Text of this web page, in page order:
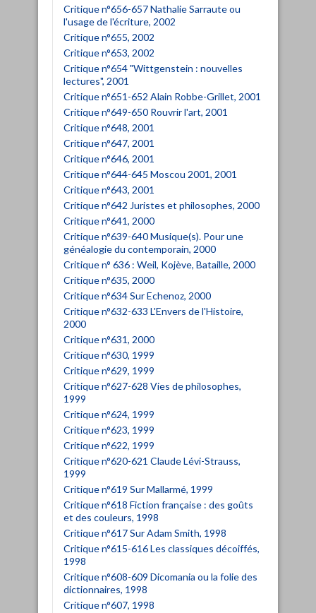
Critique n°656-657 Nathalie Sarraute ou
l'usage de l'écriture, 2002
Critique n°655, 2002
Critique n°653, 2002
Critique n°654 "Wittgenstein : nouvelles
lectures", 2001
Critique n°651-652 Alain Robbe-Grillet, 2001
Critique n°649-650 Rouvrir l'art, 2001
Critique n°648, 2001
Critique n°647, 2001
Critique n°646, 2001
Critique n°644-645 Moscou 2001, 2001
Critique n°643, 2001
Critique n°642 Juristes et philosophes, 2000
Critique n°641, 2000
Critique n°639-640 Musique(s). Pour une
généalogie du contemporain, 2000
Critique n° 636 : Weil, Kojève, Bataille, 2000
Critique n°635, 2000
Critique n°634 Sur Echenoz, 2000
Critique n°632-633 L'Envers de l'Histoire,
2000
Critique n°631, 2000
Critique n°630, 1999
Critique n°629, 1999
Critique n°627-628 Vies de philosophes,
1999
Critique n°624, 1999
Critique n°623, 1999
Critique n°622, 1999
Critique n°620-621 Claude Lévi-Strauss,
1999
Critique n°619 Sur Mallarmé, 1999
Critique n°618 Fiction française : des goûts
et des couleurs, 1998
Critique n°617 Sur Adam Smith, 1998
Critique n°615-616 Les classiques décoiffés,
1998
Critique n°608-609 Dicomania ou la folie des
dictionnaires, 1998
Critique n°607, 1998